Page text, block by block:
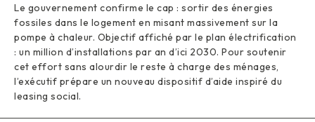
Le gouvernement confirme le cap : sortir des énergies
fossiles dans le logement en misant massivement sur la
pompe à chaleur. Objectif affiché par le plan électrification
: un million d’installations par an d’ici 2030. Pour soutenir
cet effort sans alourdir le reste à charge des ménages,
l’exécutif prépare un nouveau dispositif d’aide inspiré du
leasing social.